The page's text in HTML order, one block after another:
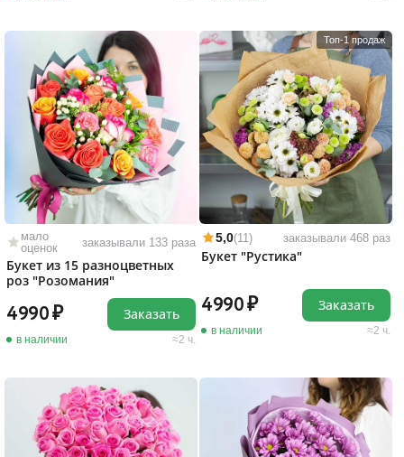
мало
оценок
заказывали 133 раза
Букет из 15 разноцветных
роз "Розомания"
4990
в наличии 2 ч.
Заказать
Топ-1 продаж
5,0(11) заказывали 468 раз
Букет "Рустика"
4990
в наличии 2 ч.
Заказать